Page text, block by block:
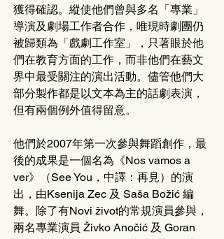
獲得確認。縱使他們曾與多名「專業」
導演及劇場工作者合作，唯現時劇團仍
被歸類為「戲劇工作室」，只著眼於他
們在教育方面的工作，而非他們在藝文
界中最受關注的演出活動。儘管他們大
部分製作都是以文本為主的話劇表演，
但有兩個例外值得留意。
他們於2007年第一次參與舞蹈創作，最
後的成果是一個名為《Nos vamos a
ver》（See You，中譯：再見）的演
出，由Ksenija Zec 及 Saša Božić 編
舞。除了有Novi život的常規演員參與，
兩名專業演員 Živko Anočić 及 Goran